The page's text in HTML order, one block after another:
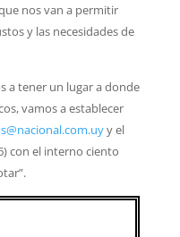
nos van a permitir
y las necesidades de
a tener un lugar a donde
vamos a establecer
y el
con el interno ciento